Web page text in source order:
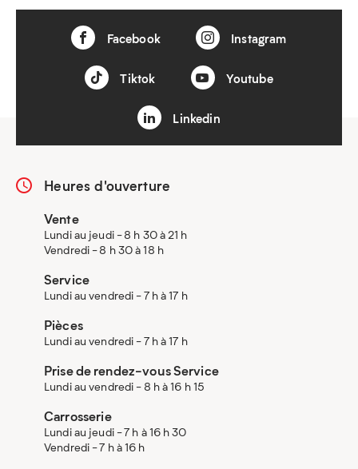
Facebook Instagram
Tiktok Youtube
Linkedin
Heures d'ouverture
Vente
Lundi au jeudi - 8 h 30 à 21 h
Vendredi - 8 h 30 à 18 h
Service
Lundi au vendredi - 7 h à 17 h
Pièces
Lundi au vendredi - 7 h à 17 h
Prise de rendez-vous Service
Lundi au vendredi - 8 h à 16 h 15
Carrosserie
Lundi au jeudi - 7 h à 16 h 30
Vendredi - 7 h à 16 h